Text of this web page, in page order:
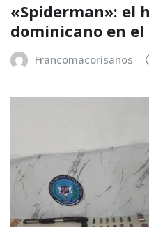
«Spiderman»: el
dominicano en el
Francomacorisanos